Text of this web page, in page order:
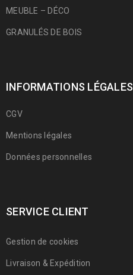
MEUBLE – DÉCO
GRANULÉS DE BOIS
INFORMATIONS LÉGALES
CGV
Mentions légales
Données personnelles
SERVICE CLIENT
Gestion de cookies
Livraison & Expédition